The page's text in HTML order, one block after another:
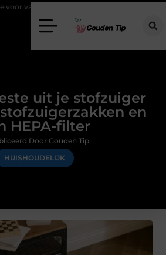
uit je stofzuiger
en
HEPA-filter
HUISHOUDELIJK
Door Gouden Tip